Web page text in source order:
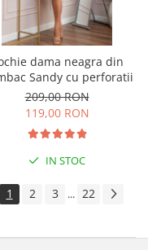
dama neagra din
Sandy cu perforatii
209,00 RON
119,00 RON
IN STOC
1 2 3 ... 22